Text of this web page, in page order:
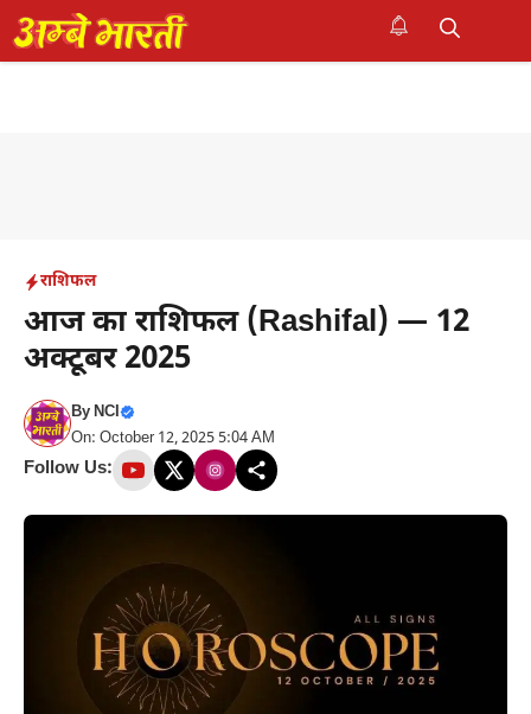
Skip
to
राशिफल
आज का राशिफल (Rashifal) — 12
अक्टूबर 2025
ByNCI
On: October 12, 2025 5:04 AM
Follow Us: